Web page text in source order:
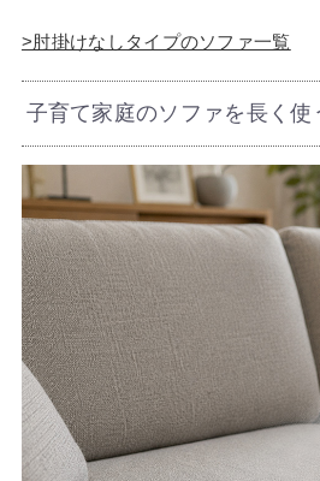
>肘掛けなしタイプのソファ一覧
子育て家庭のソファを長く使